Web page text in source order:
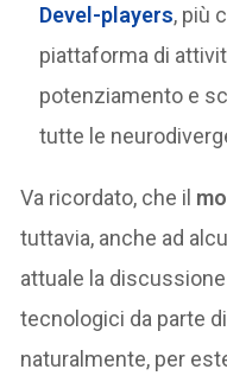
Devel-players, più
piattaforma di
potenziamento e
tutte le
Va ricordato, che il
tuttavia, anche ad
attuale la
tecnologici da parte
naturalmente, per